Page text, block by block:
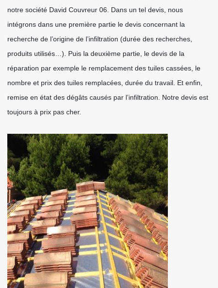
notre société David Couvreur 06. Dans un tel devis, nous
intégrons dans une première partie le devis concernant la
recherche de l’origine de l’infiltration (durée des recherches,
produits utilisés…). Puis la deuxième partie, le devis de la
réparation par exemple le remplacement des tuiles cassées, le
nombre et prix des tuiles remplacées, durée du travail. Et enfin,
remise en état des dégâts causés par l’infiltration. Notre devis est
toujours à prix pas cher.